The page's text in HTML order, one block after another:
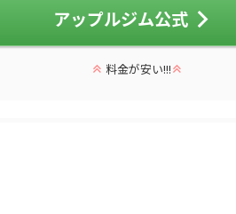
アップルジム公式
料金が安い!!!